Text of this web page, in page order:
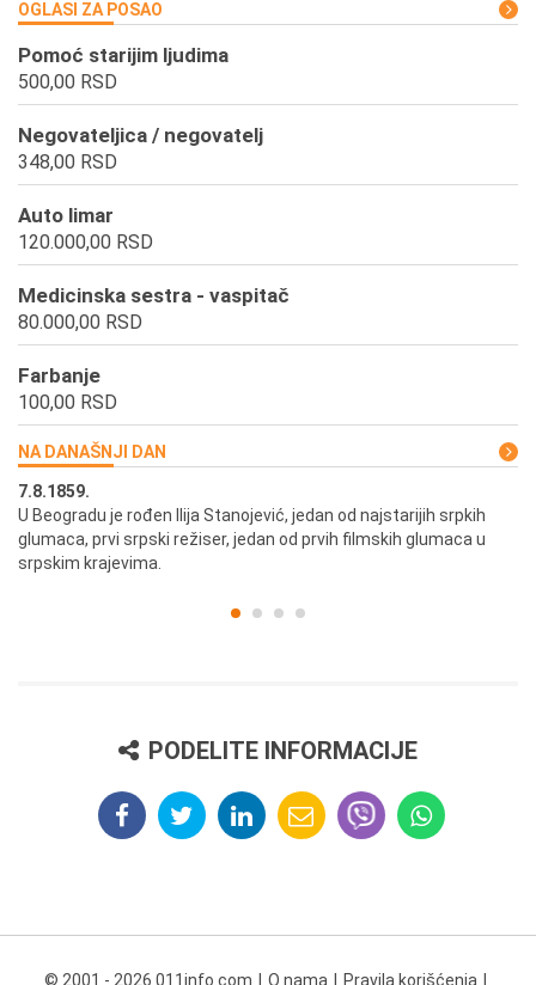
OGLASI ZA POSAO
Pomoć starijim ljudima
500,00 RSD
Negovateljica / negovatelj
348,00 RSD
Auto limar
120.000,00 RSD
Medicinska sestra - vaspitač
80.000,00 RSD
Farbanje
100,00 RSD
NA DANAŠNJI DAN
7.8.1859.
U Beogradu je rođen Ilija Stanojević, jedan od najstarijih srpkih
glumaca, prvi srpski režiser, jedan od prvih filmskih glumaca u
srpskim krajevima.
PODELITE INFORMACIJE
© 2001 - 2026 011info.com O nama Pravila korišćenja